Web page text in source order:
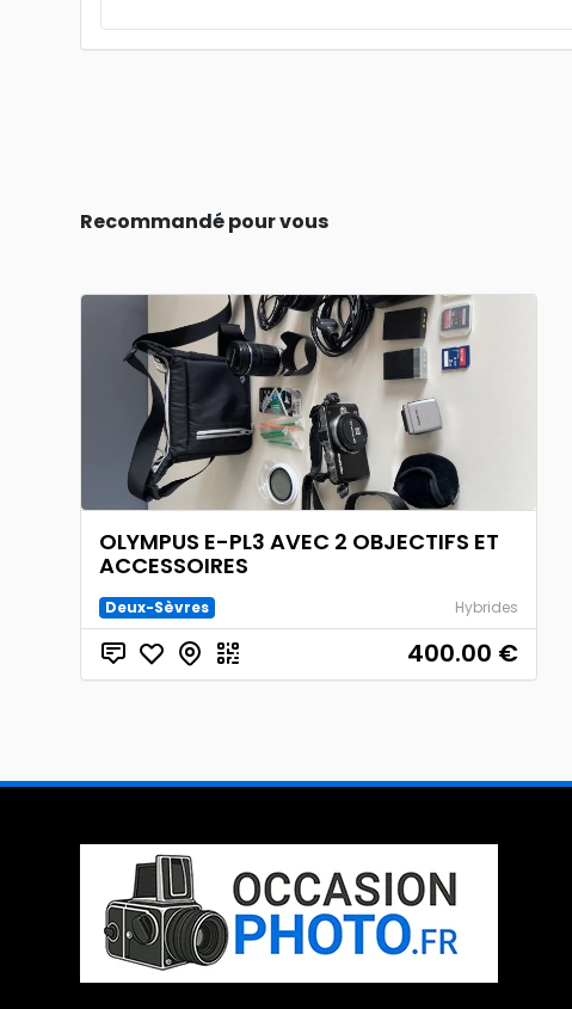
Recommandé pour vous
OLYMPUS E-PL3 AVEC 2 OBJECTIFS ET
ACCESSOIRES
Deux-Sèvres Hybrides
400.00 €